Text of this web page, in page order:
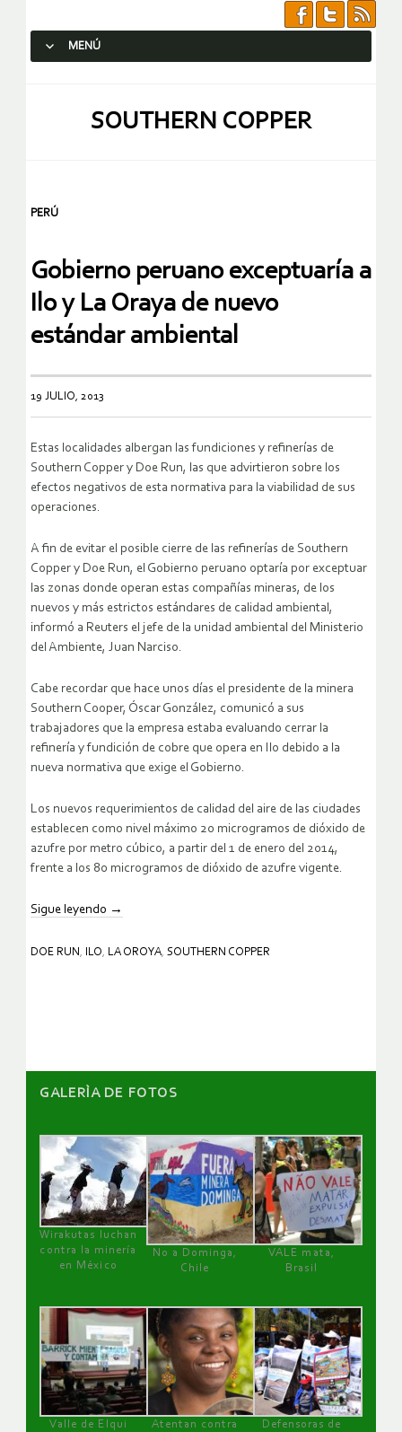
MENÚ
SOUTHERN COPPER
PERÚ
Gobierno peruano exceptuaría a
Ilo y La Oraya de nuevo
estándar ambiental
19 JULIO, 2013
Estas localidades albergan las fundiciones y refinerías de
Southern Copper y Doe Run, las que advirtieron sobre los
efectos negativos de esta normativa para la viabilidad de sus
operaciones.
A fin de evitar el posible cierre de las refinerías de Southern
Copper y Doe Run, el Gobierno peruano optaría por exceptuar
las zonas donde operan estas compañías mineras, de los
nuevos y más estrictos estándares de calidad ambiental,
informó a Reuters el jefe de la unidad ambiental del Ministerio
del Ambiente, Juan Narciso.
Cabe recordar que hace unos días el presidente de la minera
Southern Cooper, Óscar González, comunicó a sus
trabajadores que la empresa estaba evaluando cerrar la
refinería y fundición de cobre que opera en Ilo debido a la
nueva normativa que exige el Gobierno.
Los nuevos requerimientos de calidad del aire de las ciudades
establecen como nivel máximo 20 microgramos de dióxido de
azufre por metro cúbico, a partir del 1 de enero del 2014,
frente a los 80 microgramos de dióxido de azufre vigente.
Sigue leyendo →
DOE RUN , ILO, LA OROYA, SOUTHERN COPPER
GALERÌA DE FOTOS
Wirakutas luchan
contra la minería
en México
No a Dominga,
Chile
VALE mata,
Brasil
Valle de Elqui
Atentan contra
Defensoras de